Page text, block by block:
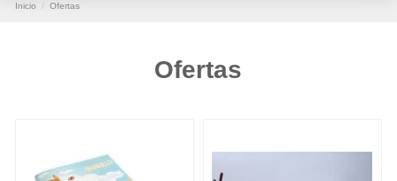
Inicio Ofertas
Ofertas